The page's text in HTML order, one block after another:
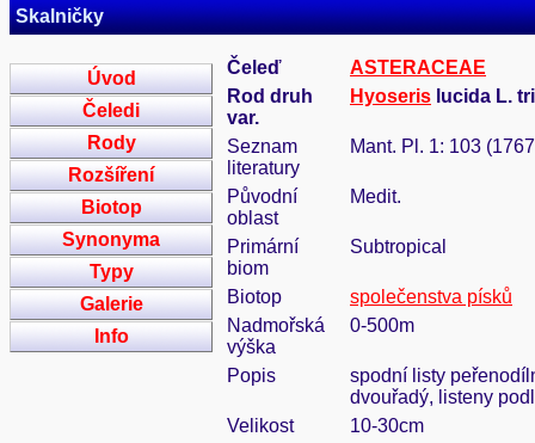
Skalničky
Úvod
Čeledi
Rody
Rozšíření
Biotop
Synonyma
Typy
Galerie
Info
Čeleď
ASTERACEAE
Rod druh
var.
Hyoseris lucida L.
Seznam
literatury
Mant. Pl. 1: 103
Původní
oblast
Medit.
Primární
biom
Subtropical
Biotop
společenstva písků
Nadmořská
výška
0-500m
Popis
spodní listy
dvouřadý, listeny
Velikost
10-30cm